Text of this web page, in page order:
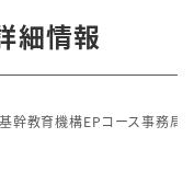
細情報
教育機構EPコース事務局】